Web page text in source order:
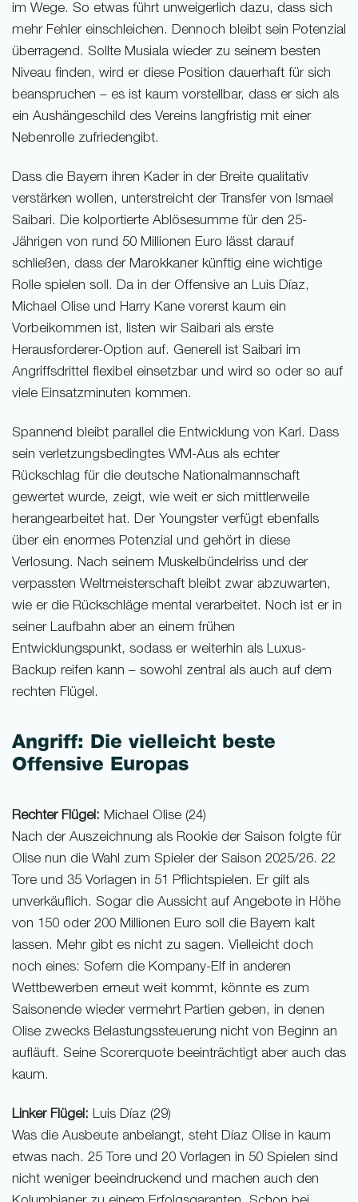
im Wege. So etwas führt unweigerlich dazu, dass sich
mehr Fehler einschleichen. Dennoch bleibt sein Potenzial
überragend. Sollte Musiala wieder zu seinem besten
Niveau finden, wird er diese Position dauerhaft für sich
beanspruchen – es ist kaum vorstellbar, dass er sich als
ein Aushängeschild des Vereins langfristig mit einer
Nebenrolle zufriedengibt.
Dass die Bayern ihren Kader in der Breite qualitativ
verstärken wollen, unterstreicht der Transfer von Ismael
Saibari. Die kolportierte Ablösesumme für den 25-
Jährigen von rund 50 Millionen Euro lässt darauf
schließen, dass der Marokkaner künftig eine wichtige
Rolle spielen soll. Da in der Offensive an Luis Díaz,
Michael Olise und Harry Kane vorerst kaum ein
Vorbeikommen ist, listen wir Saibari als erste
Herausforderer-Option auf. Generell ist Saibari im
Angriffsdrittel flexibel einsetzbar und wird so oder so auf
viele Einsatzminuten kommen.
Spannend bleibt parallel die Entwicklung von Karl. Dass
sein verletzungsbedingtes WM-Aus als echter
Rückschlag für die deutsche Nationalmannschaft
gewertet wurde, zeigt, wie weit er sich mittlerweile
herangearbeitet hat. Der Youngster verfügt ebenfalls
über ein enormes Potenzial und gehört in diese
Verlosung. Nach seinem Muskelbündelriss und der
verpassten Weltmeisterschaft bleibt zwar abzuwarten,
wie er die Rückschläge mental verarbeitet. Noch ist er in
seiner Laufbahn aber an einem frühen
Entwicklungspunkt, sodass er weiterhin als Luxus-
Backup reifen kann – sowohl zentral als auch auf dem
rechten Flügel.
Angriff: Die vielleicht beste
Offensive Europas
Rechter Flügel: Michael Olise (24)
Nach der Auszeichnung als Rookie der Saison folgte für
Olise nun die Wahl zum Spieler der Saison 2025/26. 22
Tore und 35 Vorlagen in 51 Pflichtspielen. Er gilt als
unverkäuflich. Sogar die Aussicht auf Angebote in Höhe
von 150 oder 200 Millionen Euro soll die Bayern kalt
lassen. Mehr gibt es nicht zu sagen. Vielleicht doch
noch eines: Sofern die Kompany-Elf in anderen
Wettbewerben erneut weit kommt, könnte es zum
Saisonende wieder vermehrt Partien geben, in denen
Olise zwecks Belastungssteuerung nicht von Beginn an
aufläuft. Seine Scorerquote beeinträchtigt aber auch das
kaum.
Linker Flügel: Luis Díaz (29)
Was die Ausbeute anbelangt, steht Díaz Olise in kaum
etwas nach. 25 Tore und 20 Vorlagen in 50 Spielen sind
nicht weniger beeindruckend und machen auch den